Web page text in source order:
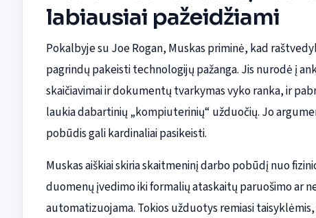
labiausiai pažeidžiami
Pokalbyje su Joe Rogan, Muskas priminė, kad
pagrindų pakeisti technologijų pažanga. Jis nurodė į
skaičiavimai ir dokumentų tvarkymas vyko ranka, ir
laukia dabartinių „kompiuterinių“ užduočių. Jo
pobūdis gali kardinaliai pasikeisti.
Muskas aiškiai skiria skaitmeninį darbo pobūdį nuo
duomenų įvedimo iki formalių ataskaitų paruošimo ar
automatizuojama. Tokios užduotys remiasi